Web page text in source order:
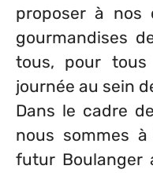
proposer à
gourmandises
tous, pour
journée au sein
Dans le cadre
nous sommes
futur Boulanger